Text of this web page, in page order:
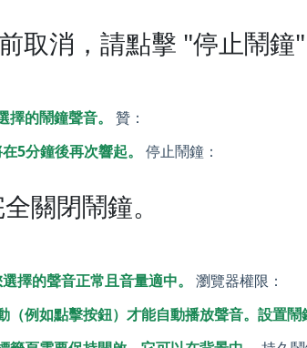
取消，請點擊 "停止鬧鐘
的鬧鐘聲音。
贊：
5分鐘後再次響起。
停止鬧鐘：
關閉鬧鐘。
擇的聲音正常且音量適中。
瀏覽器權限：
例如點擊按鈕）才能自動播放聲音。設置鬧